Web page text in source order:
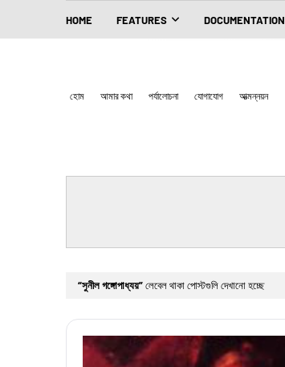
HOME FEATURES DOCUMENTATION
হোম আমার কথা পর্যালোচনা যোগাযোগ আত্মন্নয়ন
সুনীল গঙ্গোপাধ্যয় লেবেল থাকা পোস্টগুলি দেখানো হচ্ছে